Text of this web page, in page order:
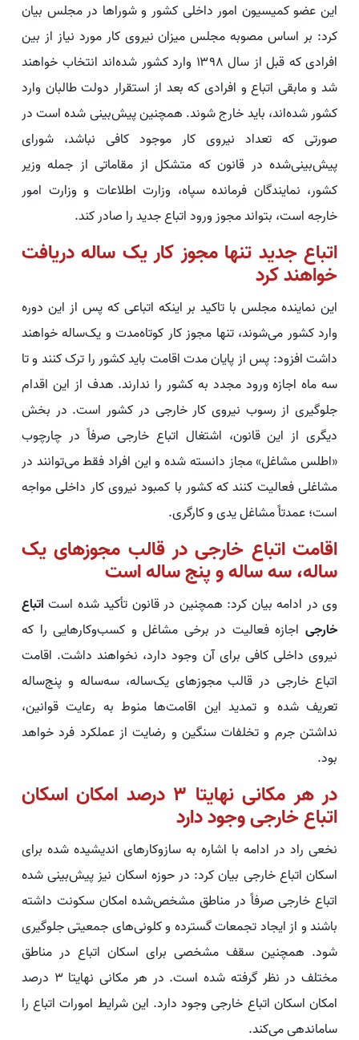
این عضو کمیسیون امور داخلی کشور و شوراها در مجلس بیان
کرد: بر اساس مصوبه مجلس میزان نیروی کار مورد نیاز از بین
افرادی که قبل از سال ۱۳۹۸ وارد کشور شده‌اند انتخاب خواهند
شد و مابقی اتباع و افرادی که بعد از استقرار دولت طالبان وارد
کشور شده‌اند، باید خارج شوند. همچنین پیش‌بینی شده است در
صورتی که تعداد نیروی کار موجود کافی نباشد، شورای
پیش‌بینی‌شده در قانون که متشکل از مقاماتی از جمله وزیر
کشور، نمایندگان فرمانده سپاه، وزارت اطلاعات و وزارت امور
خارجه است، بتواند مجوز ورود اتباع جدید را صادر کند.
اتباع جدید تنها مجوز کار یک ساله دریافت
خواهند کرد
این نماینده مجلس با تاکید بر اینکه اتباعی که پس از این دوره
وارد کشور می‌شوند، تنها مجوز کار کوتاه‌مدت و یک‌ساله خواهند
داشت افزود: پس از پایان مدت اقامت باید کشور را ترک کنند و تا
سه ماه اجازه ورود مجدد به کشور را ندارند. هدف از این اقدام
جلوگیری از رسوب نیروی کار خارجی در کشور است. در بخش
دیگری از این قانون، اشتغال اتباع خارجی صرفاً در چارچوب
«اطلس مشاغل» مجاز دانسته شده و این افراد فقط می‌توانند در
مشاغلی فعالیت کنند که کشور با کمبود نیروی کار داخلی مواجه
است؛ عمدتاً مشاغل یدی و کارگری.
اقامت اتباع خارجی در قالب مجوزهای یک
ساله، سه ساله و پنج ساله است
وی در ادامه بیان کرد: همچنین در قانون تأکید شده استاتباع
خارجی اجازه فعالیت در برخی مشاغل و کسب‌وکارهایی را که
نیروی داخلی کافی برای آن وجود دارد، نخواهند داشت. اقامت
اتباع خارجی در قالب مجوزهای یک‌ساله، سه‌ساله و پنج‌ساله
تعریف شده و تمدید این اقامت‌ها منوط به رعایت قوانین،
نداشتن جرم و تخلفات سنگین و رضایت از عملکرد فرد خواهد
بود.
در هر مکانی نهایتا ۳ درصد امکان اسکان
اتباع خارجی وجود دارد
نخعی راد در ادامه با اشاره به سازوکارهای اندیشیده شده برای
اسکان اتباع خارجی بیان کرد: در حوزه اسکان نیز پیش‌بینی شده
اتباع خارجی صرفاً در مناطق مشخص‌شده امکان سکونت داشته
باشند و از ایجاد تجمعات گسترده و کلونی‌های جمعیتی جلوگیری
شود. همچنین سقف مشخصی برای اسکان اتباع در مناطق
مختلف در نظر گرفته شده است. در هر مکانی نهایتا ۳ درصد
امکان اسکان اتباع خارجی وجود دارد. این شرایط امورات اتباع را
ساماندهی می‌کند.